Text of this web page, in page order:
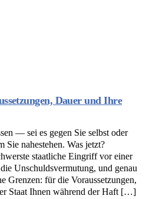
Dauer und Ihre
— sei es gegen Sie selbst oder
Sie nahestehen. Was jetzt?
staatliche Eingriff vor einer
Unschuldsvermutung, und genau
Grenzen: für die Voraussetzungen,
Staat Ihnen während der Haft […]